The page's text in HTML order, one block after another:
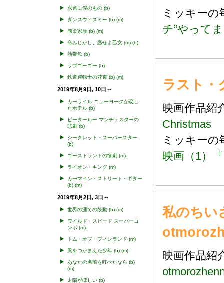
永遠に僕のもの (b)
ダンスウィズミー (b) (m)
感染家族 (b) (m)
命みじかし、恋せよ乙女 (m) (b)
熱帯魚 (b)
ラブゴーゴー (b)
鉄道運転士の花束 (b) (m)
2019年8月9日, 10日～
カーライル ニューヨークが恋し
たホテル (b)
ピータールー マンチェスターの
悲劇 (b)
シークレット・スーパースター
(b)
ゴーストランドの惨劇 (m)
ライオン・キング (m)
カーマイン・ストリート・ギター
(b) (m)
2019年8月2日, 3日～
世界の涯ての鼓動 (b) (m)
ワイルド・スピード スーパーコ
ンボ (m)
トム・オブ・フィンランド (m)
風をつかまえた少年 (b) (m)
あなたの名前を呼べたなら (b)
(m)
太陽がほしい (b)
ミッキー
チ”やって
ラスト
映画作品
Christmas
ミッキー
映画（1）
私のちい
映画作品